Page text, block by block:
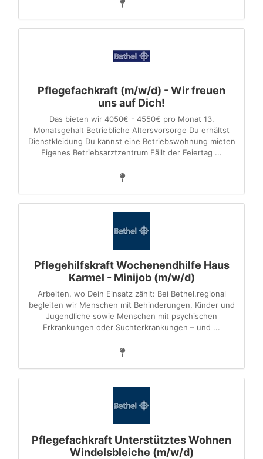
Pflegefachkraft (m/w/d) - Wir freuen
uns auf Dich!
Das bieten wir 4050€ - 4550€ pro Monat 13.
Monatsgehalt Betriebliche Altersvorsorge Du erhältst
Dienstkleidung Du kannst eine Betriebswohnung mieten
Eigenes Betriebsarztzentrum Fällt der Feiertag ...
Pflegehilfskraft Wochenendhilfe Haus
Karmel - Minijob (m/w/d)
Arbeiten, wo Dein Einsatz zählt: Bei Bethel.regional
begleiten wir Menschen mit Behinderungen, Kinder und
Jugendliche sowie Menschen mit psychischen
Erkrankungen oder Suchterkrankungen – und ...
Pflegefachkraft Unterstütztes Wohnen
Windelsbleiche (m/w/d)